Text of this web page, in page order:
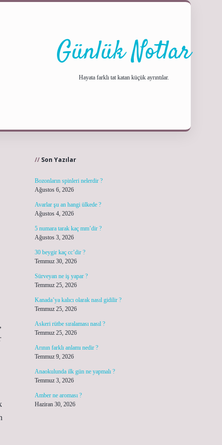
Günlük Notlar
Hayata farklı tat katan küçük ayrıntılar.
Son Yazılar
Bozonların spinleri nelerdir ?
Ağustos 6, 2026
Avarlar şu an hangi ülkede ?
Ağustos 4, 2026
5 numara tarak kaç mm’dir ?
Ağustos 3, 2026
30 beygir kaç cc’dir ?
Temmuz 30, 2026
Sürveyan ne iş yapar ?
Temmuz 25, 2026
Kanada’ya kalıcı olarak nasıl gidilir ?
Temmuz 25, 2026
Askeri rütbe sıralaması nasıl ?
Temmuz 25, 2026
Arının farklı anlamı nedir ?
Temmuz 9, 2026
Anaokulunda ilk gün ne yapmalı ?
Temmuz 3, 2026
Amber ne aroması ?
Haziran 30, 2026